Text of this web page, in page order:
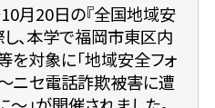
月20日の『全国地域安
し、本学で福岡市東区内
を対象に「地域安全フォ
ニセ電話詐欺被害に遭